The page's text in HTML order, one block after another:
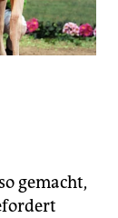
gemacht,